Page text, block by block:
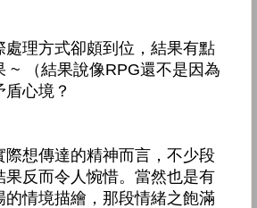
理方式卻頗到位，結果有點
~ （結果說像RPG還不是因為
心境？
想傳達的精神而言，不少段
反而令人惋惜。當然也是有
情境描繪，那段情緒之飽滿